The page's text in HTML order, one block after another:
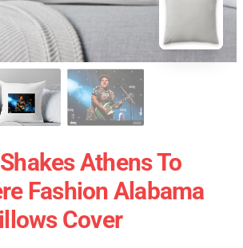
Athens To
Fashion Alabama
Cover